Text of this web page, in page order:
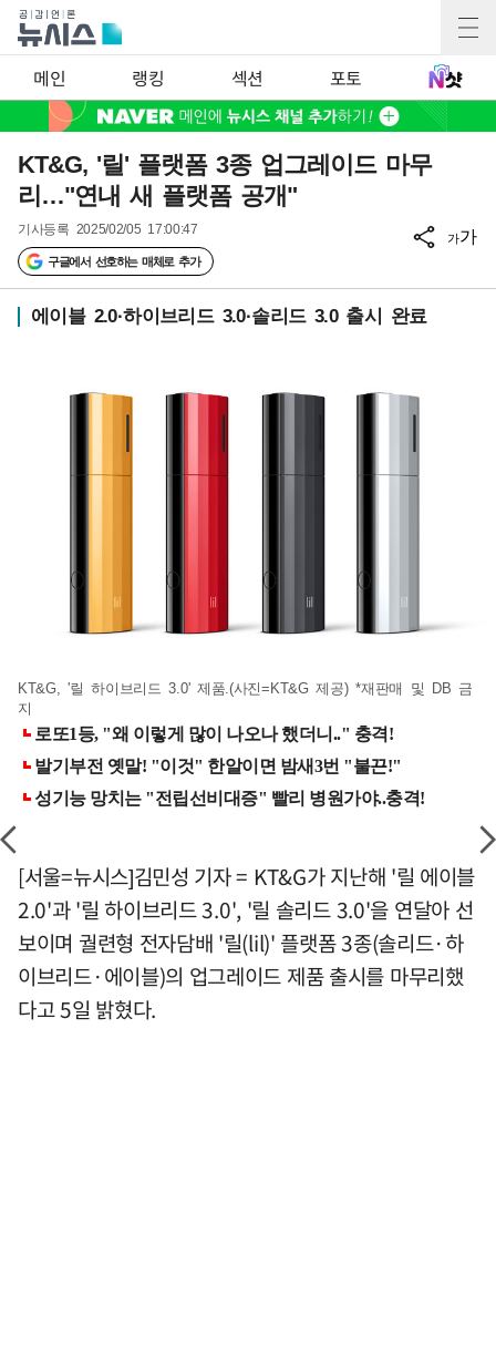
메인 랭킹 섹션 포토
KT&G, '릴' 플랫폼 3종 업그레이드 마무
리…"연내 새 플랫폼 공개"
기사등록 2025/02/05 17:00:47
구글에서 선호하는 매체로 추가
가가
에이블 2.0·하이브리드 3.0·솔리드 3.0 출시 완료
KT&G, '릴 하이브리드 3.0' 제품.(사진=KT&G 제공) *재판매 및 DB 금
지
[서울=뉴시스]김민성 기자 = KT&G가 지난해 '릴 에이블
2.0'과 '릴 하이브리드 3.0', '릴 솔리드 3.0'을 연달아 선
보이며 궐련형 전자담배 '릴(lil)' 플랫폼 3종(솔리드·하
이브리드·에이블)의 업그레이드 제품 출시를 마무리했
다고 5일 밝혔다.